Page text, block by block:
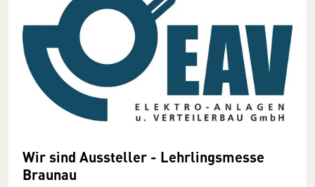
Wir sind Aussteller - Lehrlingsmesse
Braunau